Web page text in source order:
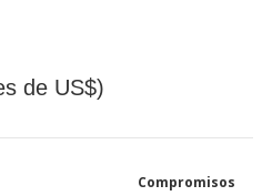
de US$)
Compromisos